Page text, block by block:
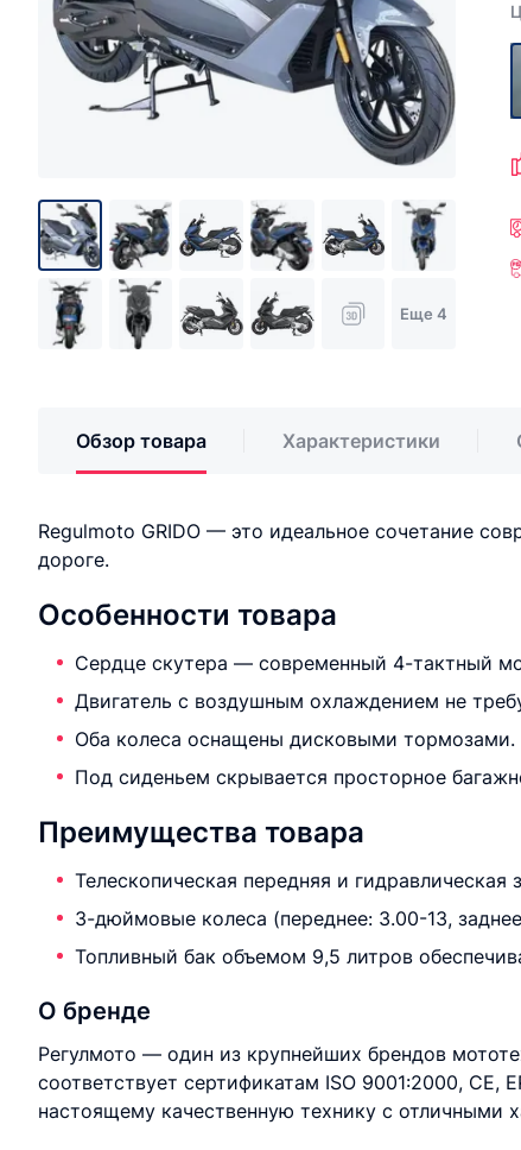
Еще 4
Обзор товара Характеристики
Regulmoto GRIDO — это идеальное сочетание
дороге.
Особенности товара
Сердце скутера — современный 4-тактный
Двигатель с воздушным охлаждением не
Оба колеса оснащены дисковыми тормозами.
Под сиденьем скрывается просторное
Преимущества товара
Телескопическая передняя и
3-дюймовые колеса (переднее: 3.00-13,
Топливный бак объемом 9,5 литров
О бренде
Регулмото — один из крупнейших брендов
соответствует сертификатам ISO 9001:2000, CE,
настоящему качественную технику с отличными